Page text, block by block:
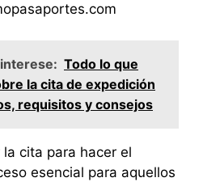
Todo lo que
la cita de expedición
requisitos y consejos
cita para hacer el
esencial para aquellos